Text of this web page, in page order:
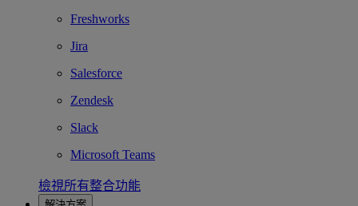
Freshworks
Jira
Salesforce
Zendesk
Slack
Microsoft Teams
檢視所有整合功能